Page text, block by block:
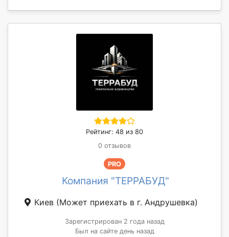
Рейтинг: 48 из 80
0 отзывов
PRO
Компания "ТЕРРАБУД"
Киев (Может приехать в г. Андрушевка)
Зарегистрирован 2 года назад
Был на сайте день назад